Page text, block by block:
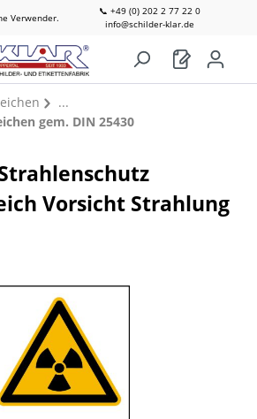
Verwender.
📞 +49 (0) 202 2 77 22 0
info@schilder-klar.de
gem. DIN 25430
Vorsicht Strahlung